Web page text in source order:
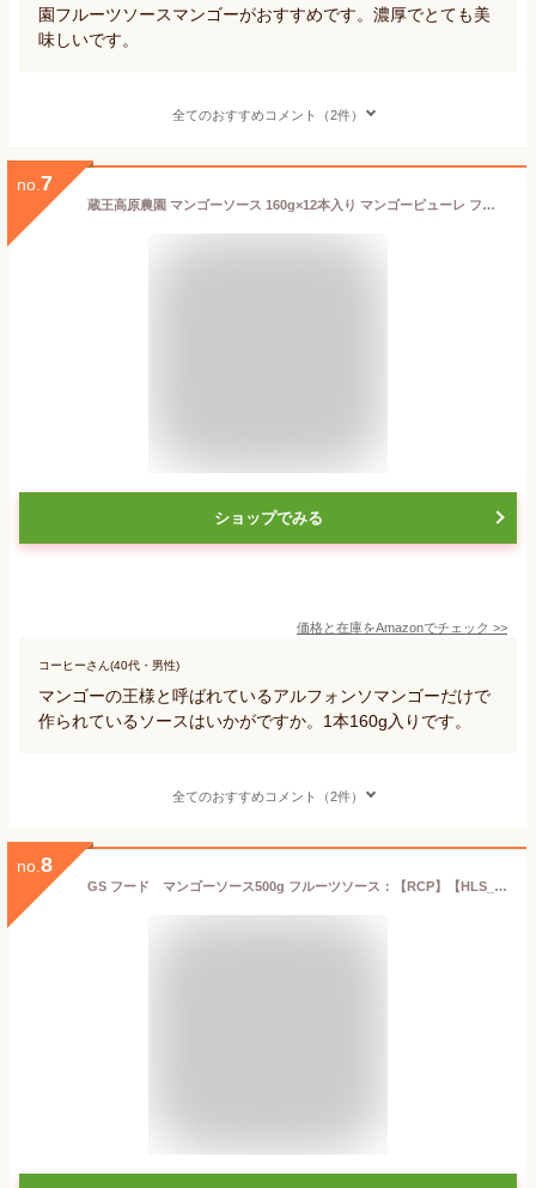
園フルーツソースマンゴーがおすすめです。濃厚でとても美
味しいです。
全てのおすすめコメント（2件）
no. 7
蔵王高原農園 マンゴーソース 160g×12本入り マンゴーピューレ フルーツソース 瓶 ヨーグルト まとめ買い 箱買い 業務用 和歌山産業
ショップでみる
価格と在庫をAmazonでチェック >>
コーヒーさん(40代・男性)
マンゴーの王様と呼ばれているアルフォンソマンゴーだけで
作られているソースはいかがですか。1本160g入りです。
全てのおすすめコメント（2件）
no. 8
GS フード マンゴーソース500g フルーツソース：【RCP】【HLS_DU】